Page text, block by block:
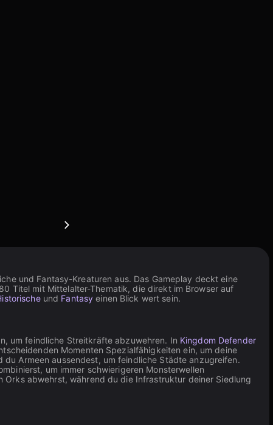
und Fantasy-Kreaturen aus. Das Gameplay deckt eine
Titel mit Mittelalter-Thematik, die direkt im Browser auf
und Fantasy einen Blick wert sein.
um feindliche Streitkräfte abzuwehren. In Kingdom Defender
Momenten Spezialfähigkeiten ein, um deine
Armeen aussendest, um feindliche Städte anzugreifen.
um immer schwierigeren Monsterwellen
abwehrst, während du die Infrastruktur deiner Siedlung